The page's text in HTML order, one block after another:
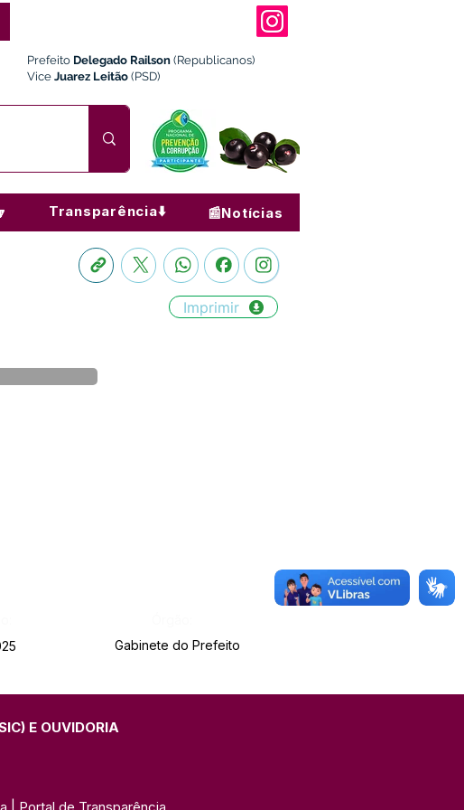
Prefeito Delegado Railson (Republicanos)
Vice Juarez Leitão (PSD)
Transparência⬇️ 📰Notícias
Imprimir
Gabinete do Prefeito
E OUVIDORIA